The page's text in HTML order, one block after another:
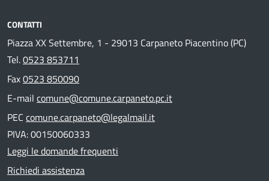
CONTATTI
Piazza XX Settembre, 1 - 29013 Carpaneto Piacentino (PC)
Tel.0523 853711
Fax0523 850090
E-mail comune@comune.carpaneto.pc.it
PEC comune.carpaneto@legalmail.it
PIVA: 00150060333
Leggi le domande frequenti
Richiedi assistenza